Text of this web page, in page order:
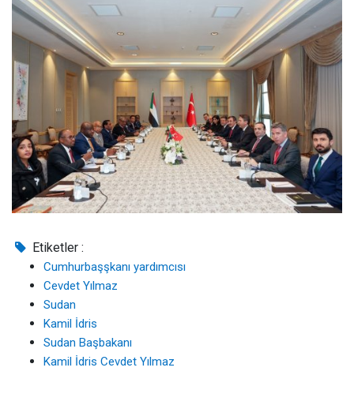
Etiketler :
Cumhurbaşşkanı yardımcısı
Cevdet Yılmaz
Sudan
Kamil İdris
Sudan Başbakanı
Kamil İdris Cevdet Yılmaz